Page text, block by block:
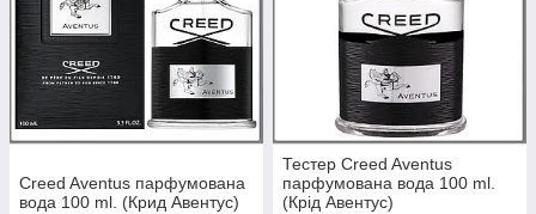
Creed Aventus парфумована
вода 100 ml. (Крид Авентус)
Тестер Creed Aventus
парфумована вода 100 ml.
(Крід Авентус)